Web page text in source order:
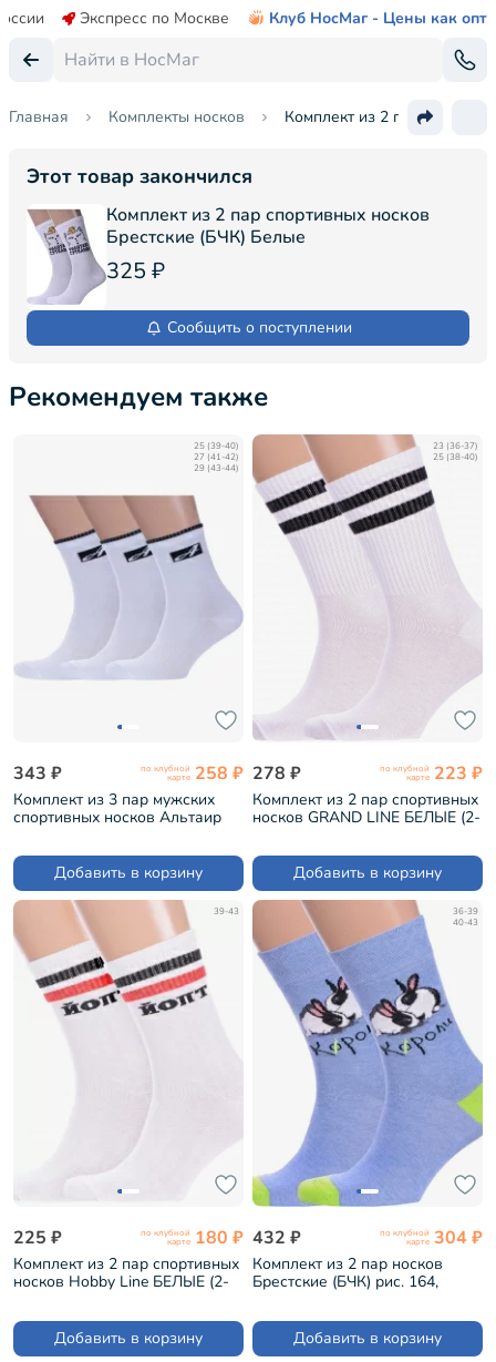
Экспресс по Москве Клуб НосМаг - Цены как опт
Главная Комплекты носков Комплект из 2 пар
Этот товар закончился
Комплект из 2 пар спортивных носков
Брестские (БЧК) Белые
325 ₽
Сообщить о поступлении
Рекомендуем также
25 (39-40)
27 (41-42)
29 (43-44)
343 ₽ по клубной
карте 258 ₽
Комплект из 3 пар мужских
спортивных носков Альтаир
Добавить в корзину
23 (36-37)
25 (38-40)
278 ₽ по клубной
карте 223 ₽
Комплект из 2 пар спортивных
носков GRAND LINE БЕЛЫЕ (2-
Добавить в корзину
39-43
225 ₽ по клубной
карте 180 ₽
Комплект из 2 пар спортивных
носков Hobby Line БЕЛЫЕ (2-
Добавить в корзину
36-39
40-43
432 ₽ по клубной
карте 304 ₽
Комплект из 2 пар носков
Брестские (БЧК) рис. 164,
21С4200)
Добавить в корзину